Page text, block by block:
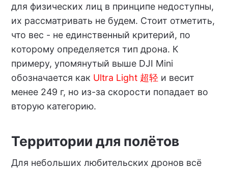
для физических лиц в принципе недоступны,
их рассматривать не будем. Стоит отметить,
что вес - не единственный критерий, по
которому определяется тип дрона. К
примеру, упомянутый выше DJI Mini
обозначается как Ultra Light 超轻 и весит
менее 249 г, но из-за скорости попадает во
вторую категорию.
Территории для полётов
Для небольших любительских дронов всё